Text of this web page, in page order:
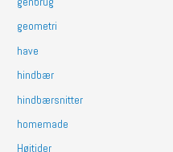
geometri
have
hindbær
hindbærsnitter
homemade
Højtider